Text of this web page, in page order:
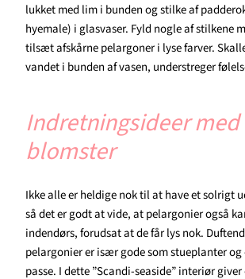
lukket med lim i bunden og stilke af
hyemale) i glasvaser. Fyld nogle af stilkene
tilsæt afskårne pelargoner i lyse farver.
vandet i bunden af vasen, understreger
Indretningsideer med
blomster
Ikke alle er heldige nok til at have et solrigt
så det er godt at vide, at pelargonier også
indendørs, forudsat at de får lys nok.
pelargonier er især gode som stueplanter og
passe. I dette ”Scandi-seaside” interiør